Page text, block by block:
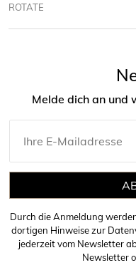
ROTATE
Melde dich an und
Durch die Anmeldung
dortigen Hinweise zur
jederzeit vom Newsletter
Newsletter